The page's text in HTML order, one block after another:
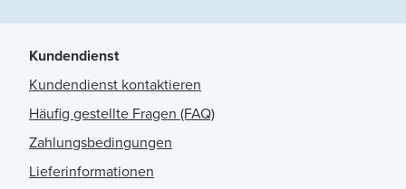
Kundendienst
Kundendienst kontaktieren
Häufig gestellte Fragen (FAQ)
Zahlungsbedingungen
Lieferinformationen